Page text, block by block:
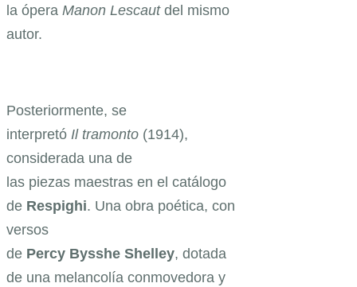
la ópera Manon Lescautdel mismo
autor.
Posteriormente, se
interpretó Il tramonto (1914),
considerada una de
las piezas maestras en el catálogo
de Respighi. Una obra poética, con
versos
de Percy Bysshe Shelley, dotada
de una melancolía conmovedora y